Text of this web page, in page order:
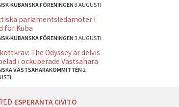
KUBANSKA FÖRENINGEN3 AUGUSTI
parlamentsledamöter i
för Kuba
KUBANSKA FÖRENINGEN3 AUGUSTI
The Odyssey är delvis
i ockuperade Västsahara
VÄSTSAHARAKOMMITTÉN2
ESPERANTA CIVITO